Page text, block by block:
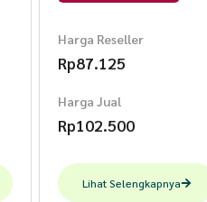
Harga Reseller
Rp87.125
Harga Jual
Rp102.500
Lihat Selengkapnya